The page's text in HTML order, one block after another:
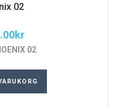
02
kr
02